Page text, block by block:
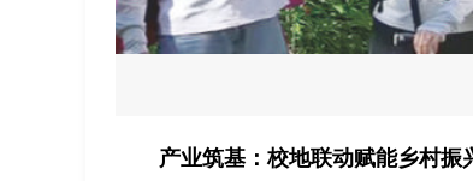
产业筑基：校地联动赋能乡村振